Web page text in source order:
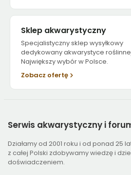
Sklep akwarystyczny
Specjalistyczny sklep wysyłkowy
dedykowany akwarystyce
Największy wybór w Polsce.
Zobacz ofertę
Serwis akwarystyczny i
Działamy od 2001 roku i od ponad 25
z całej Polski zdobywamy wiedzę i
doświadczeniem.